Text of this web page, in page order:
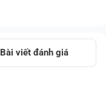
Bài viết đánh giá